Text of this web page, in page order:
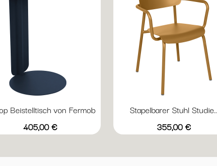
Beistelltisch von Fermob
Preis
405,00 €
Vorschau
AbyssblauAcapulcoblau
Anthrazit
Chili Gewittergrau
Stapelbarer Stuhl
Preis
355,00 €
Vorschau
AbyssblauAcapulcoblau
Anthrazit
Chili